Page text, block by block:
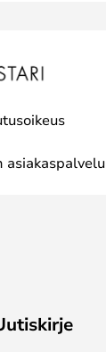
asiakaspalvelu